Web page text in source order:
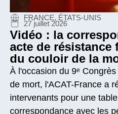
FRANCE, ÉTATS-UNIS
27 juillet 2026
Vidéo : la
acte de résistance
du couloir de la
À l'occasion du 9ᵉ
de mort, l'ACAT-France a
intervenants pour une
correspondance avec les